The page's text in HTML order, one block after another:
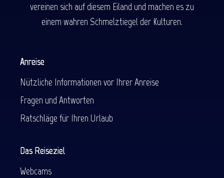
vereinen sich auf diesem Eiland und machen es zu
einem wahren Schmelztiegel der Kulturen.
Anreise
Nützliche Informationen vor Ihrer Anreise
Fragen und Antworten
Ratschläge für Ihren Urlaub
Das Reiseziel
Webcams